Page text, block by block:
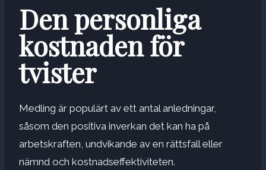
Den personliga
kostnaden för
tvister
Medling är populärt av ett antal anledningar,
såsom den positiva inverkan det kan ha på
arbetskraften, undvikande av en rättsfall eller
nämnd och kostnadseffektiviteten.